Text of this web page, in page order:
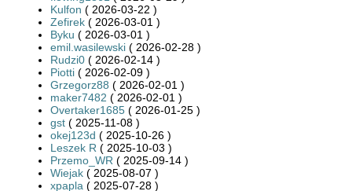
Kulfon ( 2026-03-22 )
Zefirek ( 2026-03-01 )
Byku ( 2026-03-01 )
emil.wasilewski ( 2026-02-28 )
Rudzi0 ( 2026-02-14 )
Piotti ( 2026-02-09 )
Grzegorz88 ( 2026-02-01 )
maker7482 ( 2026-02-01 )
Overtaker1685 ( 2026-01-25 )
gst ( 2025-11-08 )
okej123d ( 2025-10-26 )
Leszek R ( 2025-10-03 )
Przemo_WR ( 2025-09-14 )
Wiejak ( 2025-08-07 )
xpapla ( 2025-07-28 )